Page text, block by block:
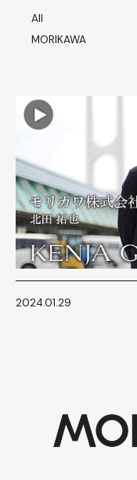
All
MORIKAWA
2024.01.29